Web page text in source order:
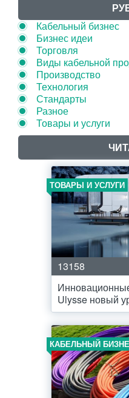
Кабельный бизнес
Бизнес идеи
Торговля
Виды кабельной
Производство
Технология
Стандарты
Разное
Товары и услуги
ТОВАРЫ И УСЛУГИ
13158
Ulysse новый
КАБЕЛЬНЫЙ